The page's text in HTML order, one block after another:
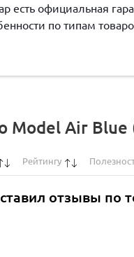
есть официальная
по типам
Model Air
Рейтингу
отзывы по